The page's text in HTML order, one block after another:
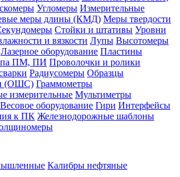
Угломеры Измерительные
меры длины (КМД) Меры твердости
Стойки и штативы Уровни
и вязкости Лупы Высотомеры
Лазерное оборудование Пластины
ПМ, ПИ Проволочки и ролики
Радиусомеры Образцы
(ОШС) Граммометры
измерительные Мультиметры
Весовое оборудование Гири Интерфейсы
к ПК Железнодорожные шаблоны
Калибры нефтяные